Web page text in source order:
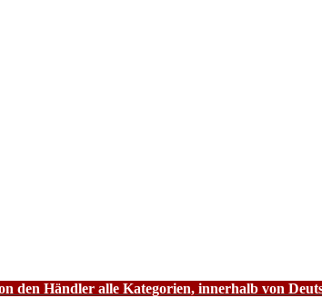
den Händler alle Kategorien, innerhalb von